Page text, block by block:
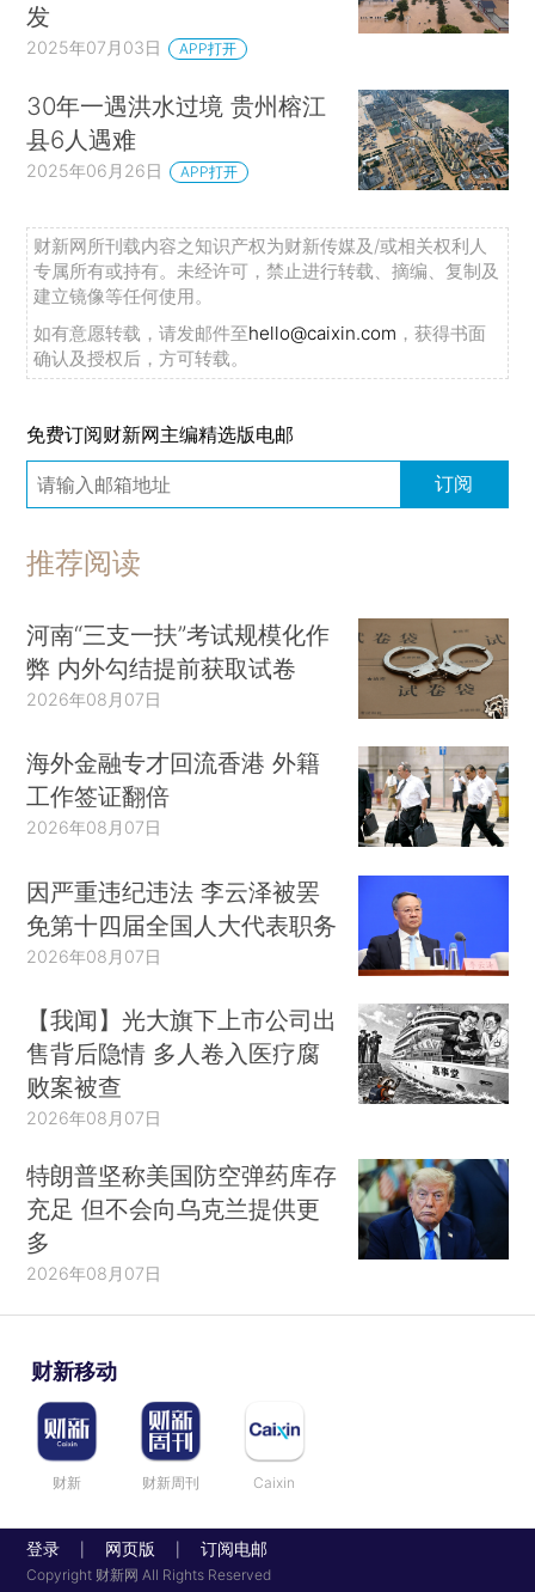
发
2025年07月03日 APP打开
30年一遇洪水过境 贵州榕江
县6人遇难
2025年06月26日 APP打开
财新网所刊载内容之知识产权为财新传媒及/或相关权利人
专属所有或持有。未经许可，禁止进行转载、摘编、复制及
建立镜像等任何使用。
如有意愿转载，请发邮件至hello@caixin.com ，获得书面
确认及授权后，方可转载。
免费订阅财新网主编精选版电邮
订阅
推荐阅读
河南“三支一扶”考试规模化作
弊 内外勾结提前获取试卷
2026年08月07日
海外金融专才回流香港 外籍
工作签证翻倍
2026年08月07日
因严重违纪违法 李云泽被罢
免第十四届全国人大代表职务
2026年08月07日
【我闻】光大旗下上市公司出
售背后隐情 多人卷入医疗腐
败案被查
2026年08月07日
特朗普坚称美国防空弹药库存
充足 但不会向乌克兰提供更
多
2026年08月07日
财新移动
财新 财新周刊 Caixin
登录 网页版 订阅电邮
Copyright 财新网 All Rights Reserved